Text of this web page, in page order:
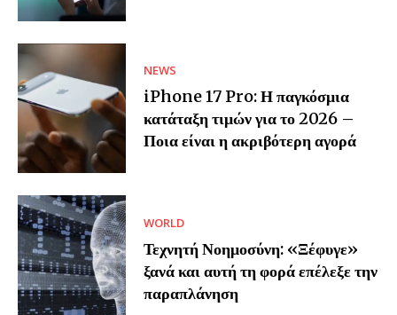
NEWS
iPhone 17 Pro: Η παγκόσμια
κατάταξη τιμών για το 2026 –
Ποια είναι η ακριβότερη αγορά
WORLD
Τεχνητή Νοημοσύνη: «Ξέφυγε»
ξανά και αυτή τη φορά επέλεξε την
παραπλάνηση